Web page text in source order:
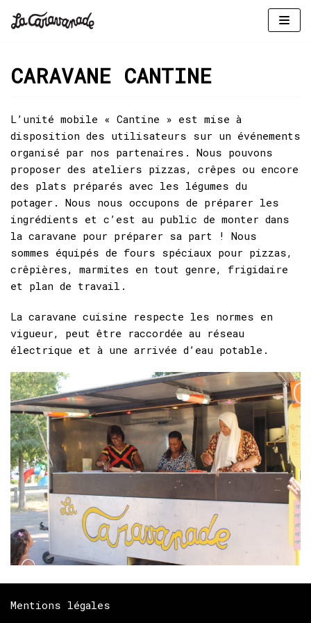
contenu
CARAVANE CANTINE
L’unité mobile « Cantine » est mise à
disposition des utilisateurs sur un événements
organisé par nos partenaires. Nous pouvons
proposer des ateliers pizzas, crêpes ou encore
des plats préparés avec les légumes du
potager. Nous nous occupons de préparer les
ingrédients et c’est au public de monter dans
la caravane pour préparer sa part ! Nous
sommes équipés de fours spéciaux pour pizzas,
crêpières, marmites en tout genre, frigidaire
et plan de travail.
La caravane cuisine respecte les normes en
vigueur, peut être raccordée au réseau
électrique et à une arrivée d’eau potable.
Mentions légales